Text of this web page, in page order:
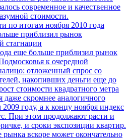
современное и качественное
стоимости.
по итогам ноября 2010 года
приблизил рынок
стагнации
еще больше приблизил рынок
к очередной
отложенный спрос со
накопивших деньги еще до
стоимости квадратного метра
даже скромнее аналогичного
году, а к концу ноября индекс
При этом продолжают расти и
и сроки экспозиции квартир.
вскоре может окончательно